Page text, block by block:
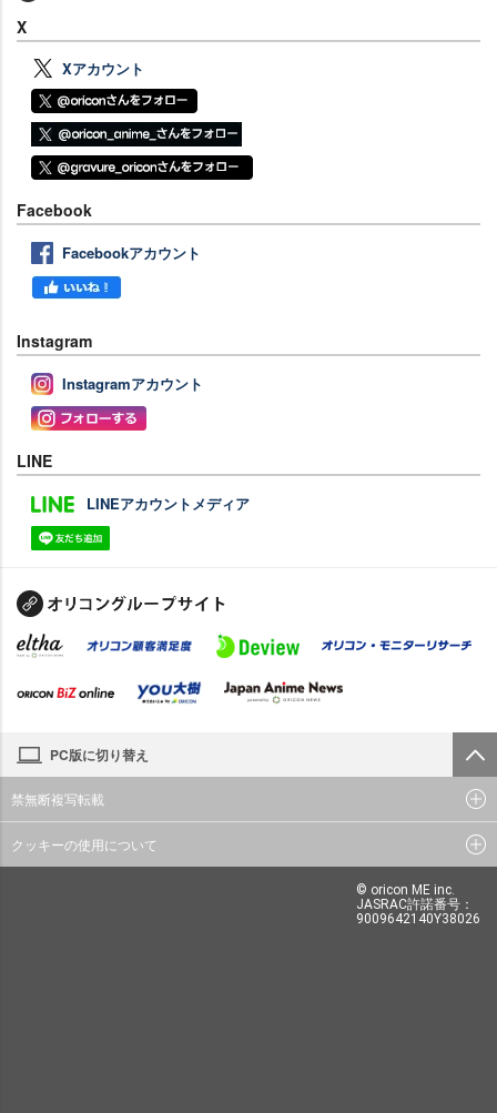
X
Xアカウント
Facebook
Facebookアカウント
Instagram
Instagramアカウント
LINE
LINEアカウントメディア
PC版に切り替え
禁無断複写転載
クッキーの使用について
© oricon ME inc.
JASRAC許諾番号：
9009642140Y38026